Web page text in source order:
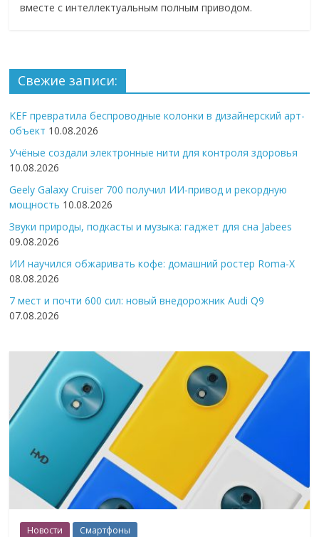
вместе с интеллектуальным полным приводом.
Свежие записи:
KEF превратила беспроводные колонки в дизайнерский арт-
объект 10.08.2026
Учёные создали электронные нити для контроля здоровья
10.08.2026
Geely Galaxy Cruiser 700 получил ИИ-привод и рекордную
мощность 10.08.2026
Звуки природы, подкасты и музыка: гаджет для сна Jabees
09.08.2026
ИИ научился обжаривать кофе: домашний ростер Roma-X
08.08.2026
7 мест и почти 600 сил: новый внедорожник Audi Q9
07.08.2026
Новости Смартфоны